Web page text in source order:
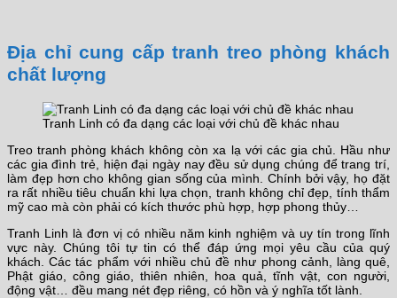
Địa chỉ cung cấp tranh treo phòng khách
chất lượng
Tranh Linh có đa dạng các loại với chủ đề khác nhau
Treo tranh phòng khách không còn xa lạ với các gia chủ. Hầu như
các gia đình trẻ, hiện đại ngày nay đều sử dụng chúng để trang trí,
làm đẹp hơn cho không gian sống của mình. Chính bởi vậy, họ đặt
ra rất nhiều tiêu chuẩn khi lựa chọn, tranh không chỉ đẹp, tính thẩm
mỹ cao mà còn phải có kích thước phù hợp, hợp phong thủy…
Tranh Linh là đơn vị có nhiều năm kinh nghiệm và uy tín trong lĩnh
vực này. Chúng tôi tự tin có thể đáp ứng mọi yêu cầu của quý
khách. Các tác phẩm với nhiều chủ đề như phong cảnh, làng quê,
Phật giáo, công giáo, thiên nhiên, hoa quả, tĩnh vật, con người,
động vật… đều mang nét đẹp riêng, có hồn và ý nghĩa tốt lành.